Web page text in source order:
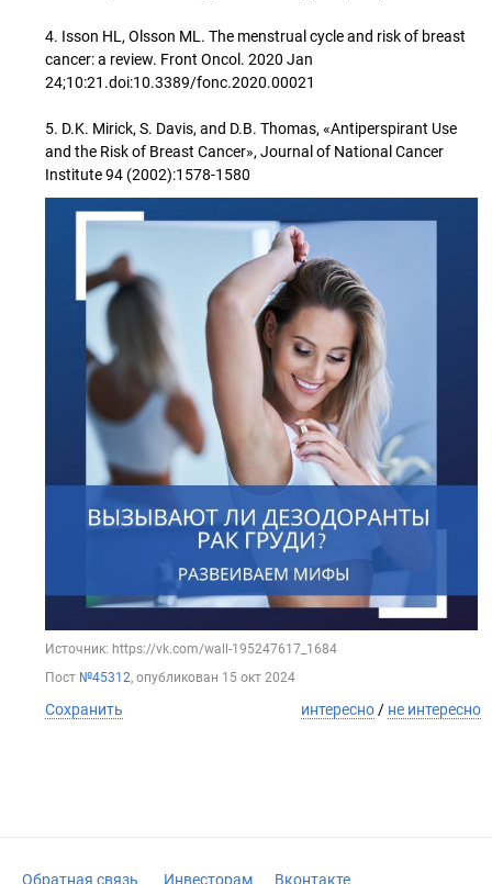
4. Isson HL, Olsson ML. The menstrual cycle and risk of breast
cancer: a review. Front Oncol. 2020 Jan
24;10:21.doi:10.3389/fonc.2020.00021
5. D.K. Mirick, S. Davis, and D.B. Thomas, «Antiperspirant Use
and the Risk of Breast Cancer», Journal of National Cancer
Institute 94 (2002):1578-1580
Источник: https://vk.com/wall-195247617_1684
Пост №45312, опубликован 15 окт 2024
Сохранить интересно / не интересно
Обратная связь Инвесторам Вконтакте